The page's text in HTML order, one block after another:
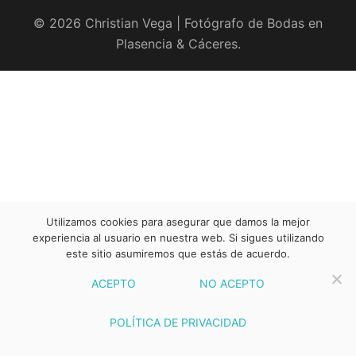
© 2026 Christian Vega | Fotógrafo de Bodas en
Plasencia & Cáceres.
Utilizamos cookies para asegurar que damos la mejor
experiencia al usuario en nuestra web. Si sigues utilizando
este sitio asumiremos que estás de acuerdo.
ACEPTO NO ACEPTO
POLÍTICA DE PRIVACIDAD